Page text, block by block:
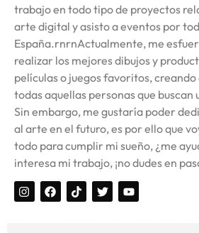
trabajo en todo tipo de proyectos
arte digital y asisto a eventos por
España.rnrnActualmente, me
realizar los mejores dibujos y
películas o juegos favoritos,
todas aquellas personas que buscan
Sin embargo, me gustaría poder
al arte en el futuro, es por ello que
todo para cumplir mi sueño, ¿me
interesa mi trabajo, ¡no dudes en